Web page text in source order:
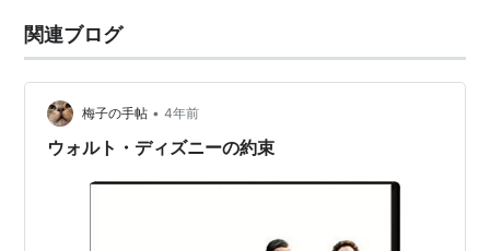
関連ブログ
梅子の手帖 • 4年前
ウォルト・ディズニーの約束